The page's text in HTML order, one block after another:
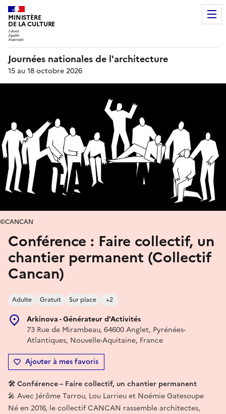
MINISTÈRE
DE LA CULTURE
Journées nationales de l'architecture
15 au 18 octobre 2026
Conférence : Faire collectif, un
chantier permanent (Collectif
Cancan)
Adulte Gratuit Sur place +2
Arkinova - Générateur d'Activités
73 Rue de Mirambeau, 64600 Anglet, Pyrénées-
Atlantiques, Nouvelle-Aquitaine, France
Ajouter à mes favoris
©CANCAN
🛠️ Conférence – Faire collectif, un chantier permanent
🎤 Avec Jérôme Tarrou, Lou Larrieu et Noémie Gatesoupe
Né en 2016, le collectif CANCAN rassemble architectes,